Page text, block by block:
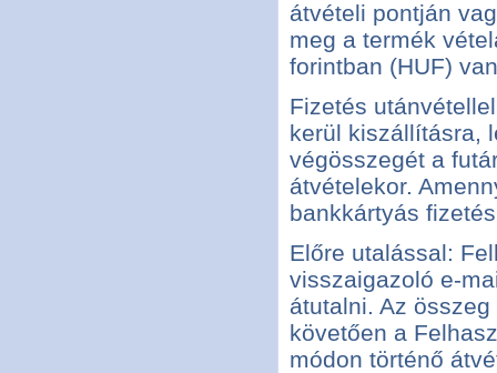
átvételi pontján
meg a termék
forintban (HUF)
Fizetés
kerül kiszállításra,
végösszegét a
átvételekor.
bankkártyás
Előre utalással:
visszaigazoló e-
átutalni. Az
követően a
módon történő